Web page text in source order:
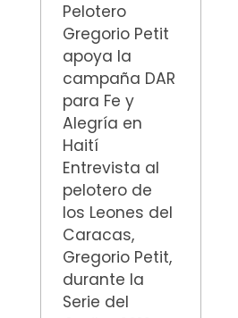
Pelotero
Gregorio Petit
apoya la
campaña DAR
para Fe y
Alegría en
Haití
Entrevista al
pelotero de
los Leones del
Caracas,
Gregorio Petit,
durante la
Serie del